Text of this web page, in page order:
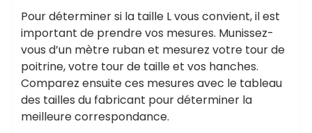
Pour déterminer si la taille L vous convient, il est
important de prendre vos mesures. Munissez-
vous d’un mètre ruban et mesurez votre tour de
poitrine, votre tour de taille et vos hanches.
Comparez ensuite ces mesures avec le tableau
des tailles du fabricant pour déterminer la
meilleure correspondance.